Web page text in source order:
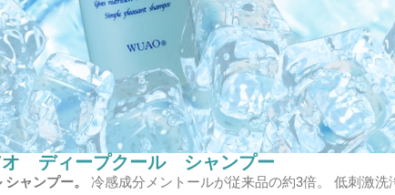
オ ディープクール シャンプー
ャンプー。
冷感成分メントールが従来品の約3倍。 低刺激洗